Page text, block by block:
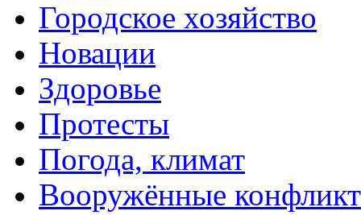
Городское хозяйство
Новации
Здоровье
Протесты
Погода, климат
Вооружённые